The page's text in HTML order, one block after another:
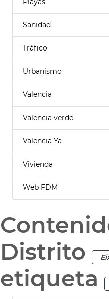
Sanidad
Tráfico
Urbanismo
Valencia
Valencia verde
Valencia Ya
Vivienda
Web FDM
Distrito
etiqueta